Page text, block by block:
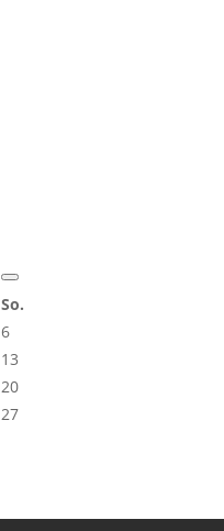
So.
6
13
20
27